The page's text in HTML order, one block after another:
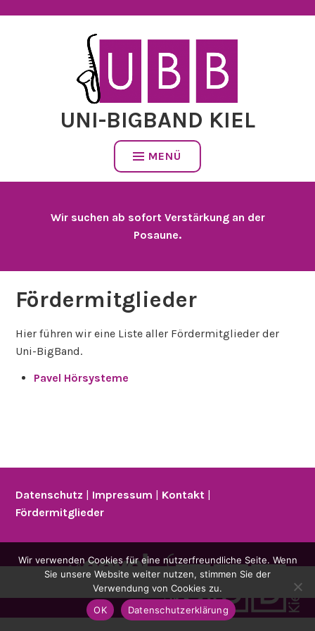
UNI-BIGBAND KIEL
MENÜ
Wir suchen ab sofort Verstärkung an der
Posaune.
Fördermitglieder
Hier führen wir eine Liste aller Fördermitglieder der
Uni-BigBand.
Pavel Hörsysteme
Datenschutz | Impressum | Kontakt |
Fördermitglieder
Wir verwenden Cookies für eine nutzerfreundliche Seite. Wenn
Sie unsere Website weiter nutzen, stimmen Sie der
Verwendung von Cookies zu.
OK
Datenschutzerklärung